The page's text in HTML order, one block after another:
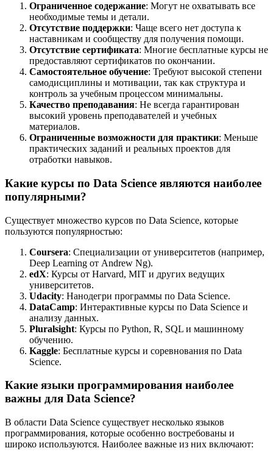
Ограниченное содержание: Могут не охватывать все
необходимые темы и детали.
Отсутствие поддержки: Чаще всего нет доступа к
наставникам и сообществу для получения помощи.
Отсутствие сертификата: Многие бесплатные курсы не
предоставляют сертификатов по окончании.
Самостоятельное обучение: Требуют высокой степени
самодисциплины и мотивации, так как структура и
контроль за учебным процессом минимальны.
Качество преподавания: Не всегда гарантирован
высокий уровень преподавателей и учебных
материалов.
Ограниченные возможности для практики: Меньше
практических заданий и реальных проектов для
отработки навыков.
Какие курсы по Data Science являются наиболее
популярными?
Существует множество курсов по Data Science, которые
пользуются популярностью:
Coursera: Специализации от университетов (например,
Deep Learning от Andrew Ng).
edX: Курсы от Harvard, MIT и других ведущих
университетов.
Udacity: Нанодегри программы по Data Science.
DataCamp: Интерактивные курсы по Data Science и
анализу данных.
Pluralsight: Курсы по Python, R, SQL и машинному
обучению.
Kaggle: Бесплатные курсы и соревнования по Data
Science.
Какие языки программирования наиболее
важны для Data Science?
В области Data Science существует несколько языков
программирования, которые особенно востребованы и
широко используются. Наиболее важные из них включают: